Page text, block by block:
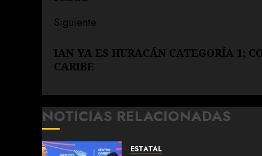
Siguiente
entrada:
IAN YA ES HURACÁN CATEGORÍA 1;
CARIBE
NOTICIAS RELACIONADAS
ESTATAL